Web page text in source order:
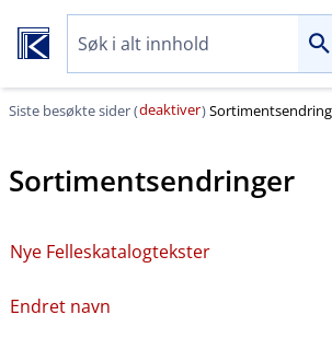
Siste besøkte sider (deaktiver)
Sortimentsendringer
Nye Felleskatalogtekster
Endret navn